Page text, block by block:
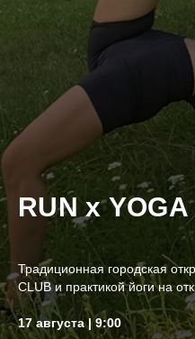
RUN х YOGA
Традиционная городская
CLUB и практикой йоги на
17 августа | 9:00